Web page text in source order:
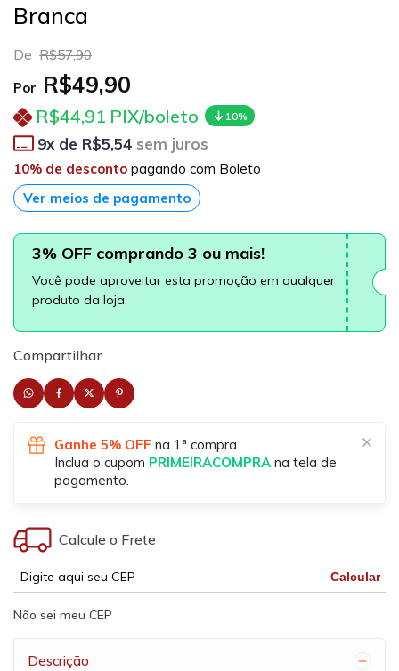
Branca
De R$57,90
Por R$49,90
R$44,91 PIX/boleto 10%
9x de R$5,54 sem juros
10% de desconto pagando com Boleto
Ver meios de pagamento
3% OFF comprando 3 ou mais!
Você pode aproveitar esta promoção em qualquer
produto da loja.
Compartilhar
Ganhe 5% OFF na 1ª compra.
Inclua o cupom PRIMEIRACOMPRA na tela de
pagamento.
Calcule o Frete
Calcular
Não sei meu CEP
Descrição